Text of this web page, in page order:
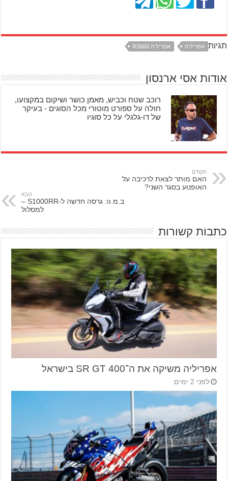
תגיות אפריליה אפריליה RS660
אודות אסי ארנסון
רוכב שטח וכביש, מאמן כושר ושיקום במקצועו,
חולה על ספורט מוטורי מכל הסוגים - בעיקר
של דו-גלגלי על כל סוגיו
הקודם
האם מותר לצאת לרכיבה על
האופנוע בסגר השני?
הבא
ב.מ.וו: גרסה חדשה ל-S1000RR –
למסלול
כתבות קשורות
אפריליה משיקה את ה־SR GT 400 בישראל
לפני 2 ימים